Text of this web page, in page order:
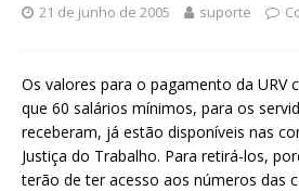
21 de junho de 2005 suporte
Os valores para o pagamento da URV
que 60 salários mínimos, para os
receberam, já estão disponíveis nas
Justiça do Trabalho. Para retirá-los,
terão de ter acesso aos números das